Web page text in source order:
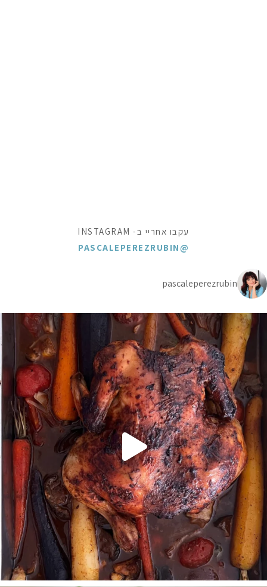
עקבו אחריי ב- INSTAGRAM
@PASCALEPEREZRUBIN
pascaleperezrubin